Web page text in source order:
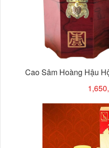
Cao Sâm Hoàng Hậu